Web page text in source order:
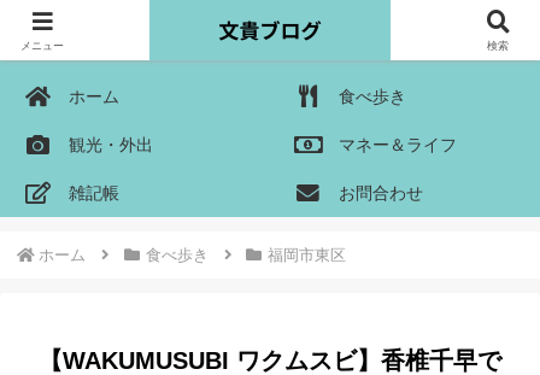
ホーム 食べ歩き
観光・外出 マネー＆ライフ
雑記帳 お問合わせ
ホーム 食べ歩き 福岡市東区
【WAKUMUSUBI ワクムスビ】香椎千早で
メニュー 検索